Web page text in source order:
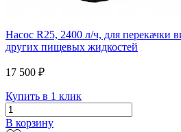
Насос R25, 2400 л/ч, для перекачки
других пищевых жидкостей
17 500 ₽
Купить в 1 клик
В корзину